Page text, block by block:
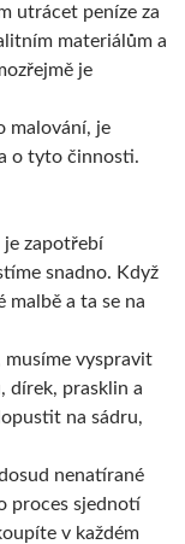
utrácet peníze za
materiálům a
je
malování, je
o tyto činnosti.
je zapotřebí
snadno. Když
malbě a ta se na
musíme vyspravit
dírek, prasklin a
na sádru,
nenatírané
proces sjednotí
v každém